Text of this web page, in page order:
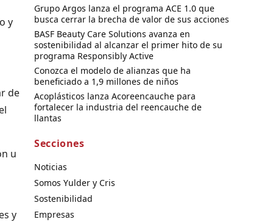
y
de
u
y
Grupo Argos lanza el programa ACE 1.0 que
busca cerrar la brecha de valor de sus acciones
BASF Beauty Care Solutions avanza en
sostenibilidad al alcanzar el primer hito de su
programa Responsibly Active
Conozca el modelo de alianzas que ha
beneficiado a 1,9 millones de niños
Acoplásticos lanza Acoreencauche para
fortalecer la industria del reencauche de
llantas
Secciones
Noticias
Somos Yulder y Cris
Sostenibilidad
Empresas